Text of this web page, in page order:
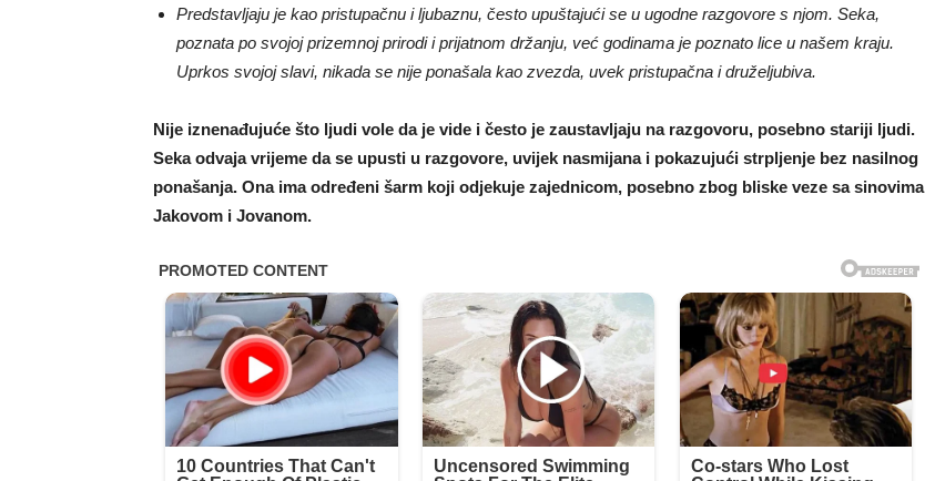
Predstavljaju je kao pristupačnu i ljubaznu, često upuštajući se u ugodne razgovore s njom. Seka,
poznata po svojoj prizemnoj prirodi i prijatnom držanju, već godinama je poznato lice u našem kraju.
Uprkos svojoj slavi, nikada se nije ponašala kao zvezda, uvek pristupačna i druželjubiva.
Nije iznenađujuće što ljudi vole da je vide i često je zaustavljaju na razgovoru, posebno stariji ljudi.
Seka odvaja vrijeme da se upusti u razgovore, uvijek nasmijana i pokazujući strpljenje bez nasilnog
ponašanja. Ona ima određeni šarm koji odjekuje zajednicom, posebno zbog bliske veze sa sinovima
Jakovom i Jovanom.